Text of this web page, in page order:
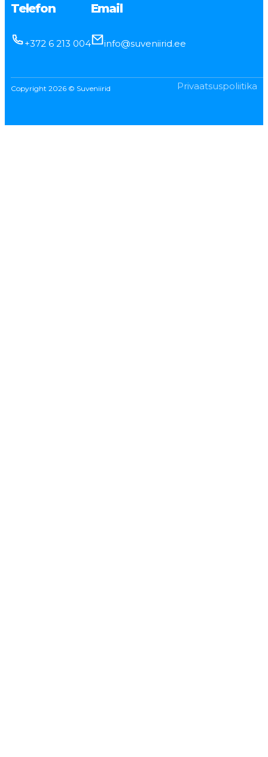
Telefon
+372 6 213 004
Email
info@suveniirid.ee
Copyright 2026 © Suveniirid Privaatsuspoliitika